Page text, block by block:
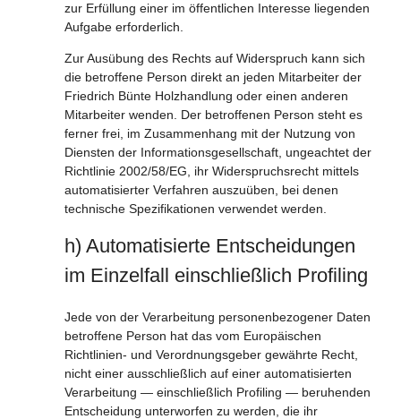
zur Erfüllung einer im öffentlichen Interesse liegenden
Aufgabe erforderlich.
Zur Ausübung des Rechts auf Widerspruch kann sich
die betroffene Person direkt an jeden Mitarbeiter der
Friedrich Bünte Holzhandlung oder einen anderen
Mitarbeiter wenden. Der betroffenen Person steht es
ferner frei, im Zusammenhang mit der Nutzung von
Diensten der Informationsgesellschaft, ungeachtet der
Richtlinie 2002/58/EG, ihr Widerspruchsrecht mittels
automatisierter Verfahren auszuüben, bei denen
technische Spezifikationen verwendet werden.
h) Automatisierte Entscheidungen
im Einzelfall einschließlich Profiling
Jede von der Verarbeitung personenbezogener Daten
betroffene Person hat das vom Europäischen
Richtlinien- und Verordnungsgeber gewährte Recht,
nicht einer ausschließlich auf einer automatisierten
Verarbeitung — einschließlich Profiling — beruhenden
Entscheidung unterworfen zu werden, die ihr